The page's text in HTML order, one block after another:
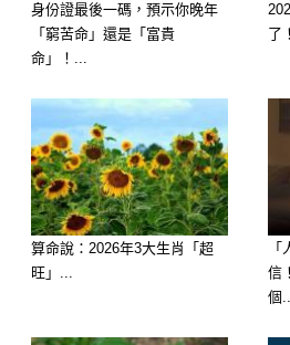
🥉 TOP 3：天秤座 ♎️
身份證最後一碼，預示你晚年
「窮苦命」還是「富貴
命」！...
了
算命說：2026年3大生肖「超
旺」...
信
個